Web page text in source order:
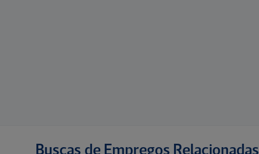
Buscas de Empregos Relacionadas